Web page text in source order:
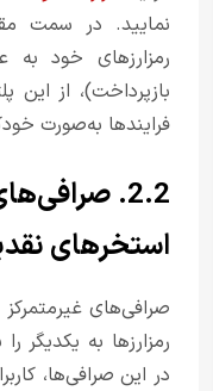
نمایید. در سمت
رمزارزهای خود به
بازپرداخت)، از این
فرایندها به‌صورت
استخرهای
صرافی‌های
رمزارزها به یکدیگر
در این صرافی‌ها،